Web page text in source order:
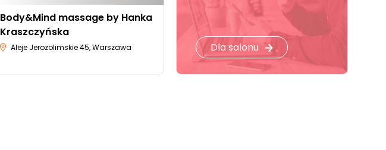
Body&Mind massage by Hanka
Kraszczyńska
Aleje Jerozolimskie 45, Warszawa Dla salonu